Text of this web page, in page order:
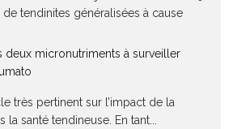
tendinites généralisées à cause
deux micronutriments à surveiller
très pertinent sur l’impact de la
santé tendineuse. En tant...